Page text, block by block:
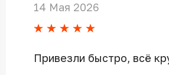
14 Мая 2026
Привезли быстро, всё